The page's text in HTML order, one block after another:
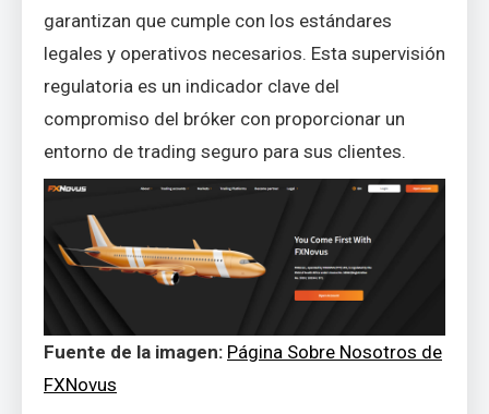
garantizan que cumple con los estándares
legales y operativos necesarios. Esta supervisión
regulatoria es un indicador clave del
compromiso del bróker con proporcionar un
entorno de trading seguro para sus clientes.
Fuente de la imagen: Página Sobre Nosotros de
FXNovus